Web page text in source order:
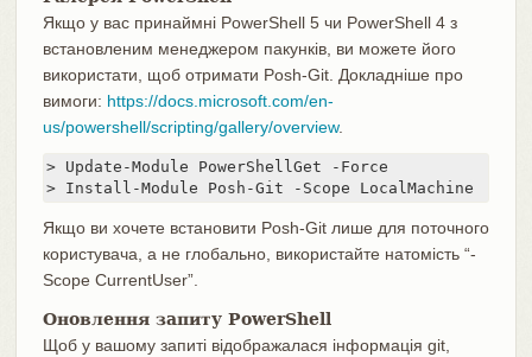
Якщо у вас принаймні PowerShell 5 чи PowerShell 4 з
встановленим менеджером пакунків, ви можете його
використати, щоб отримати Posh-Git. Докладніше про
вимоги: https://docs.microsoft.com/en-
us/powershell/scripting/gallery/overview.
> Update-Module PowerShellGet -Force
> Install-Module Posh-Git -Scope LocalMachine
Якщо ви хочете встановити Posh-Git лише для поточного
користувача, а не глобально, використайте натомість “-
Scope CurrentUser”.
Оновлення запиту PowerShell
Щоб у вашому запиті відображалася інформація git,